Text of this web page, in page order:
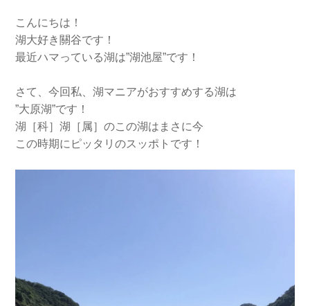
こんにちは！
湖大好き關谷です！
最近ハマっている湖は”湖池屋”です！
さて、今回私、湖マニアがおすすめする湖は
”大原湖”です！
湖［科］湖［属］のこの湖はまさに今
この時期にピッタリのスッポトです！